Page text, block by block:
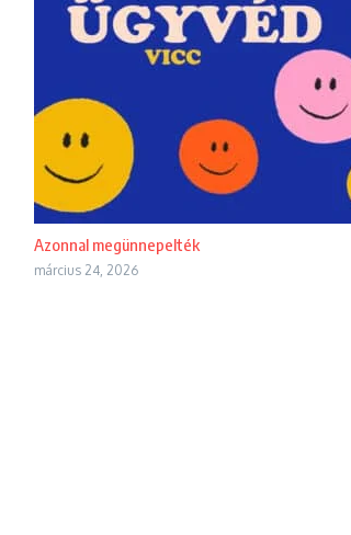
Azonnal megünnepelték
március 24, 2026